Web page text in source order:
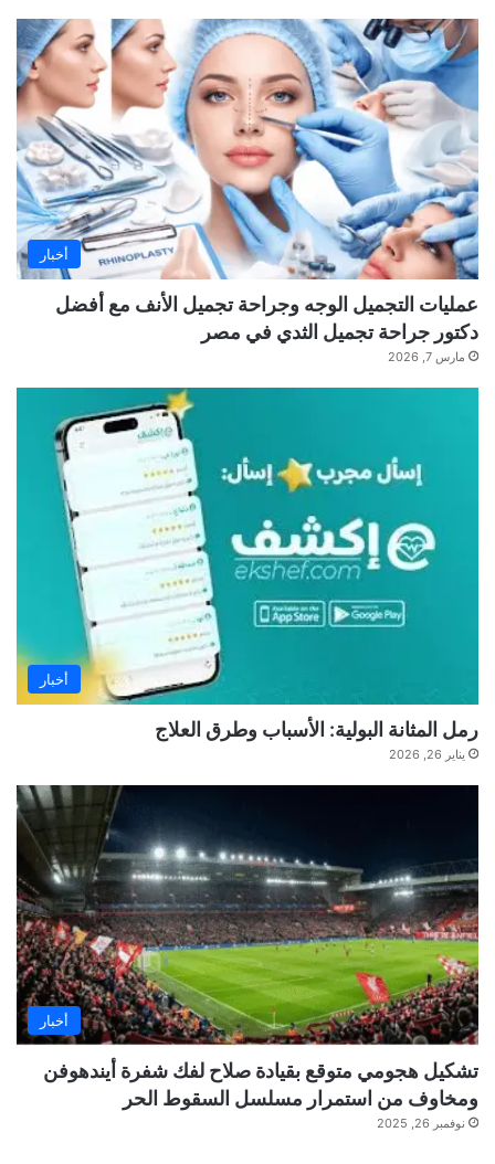
أخبار
عمليات التجميل الوجه وجراحة تجميل الأنف مع أفضل
دكتور جراحة تجميل الثدي في مصر
مارس 7, 2026
أخبار
رمل المثانة البولية: الأسباب وطرق العلاج
يناير 26, 2026
أخبار
تشكيل هجومي متوقع بقيادة صلاح لفك شفرة أيندهوفن
ومخاوف من استمرار مسلسل السقوط الحر
نوفمبر 26, 2025